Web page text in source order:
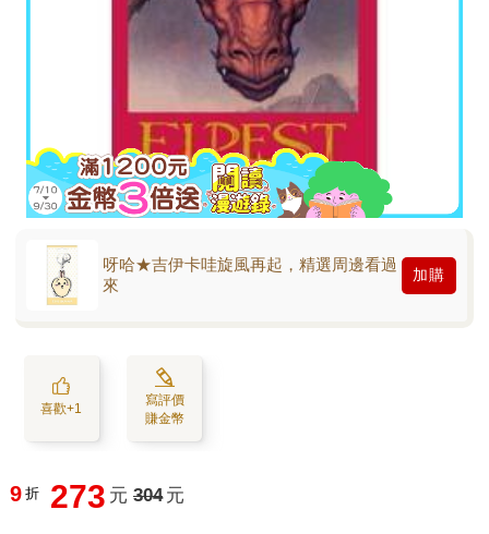
呀哈★吉伊卡哇旋風再起，精選周邊看過
來
加購
喜歡+1
寫評價
賺金幣
9 折 273 元 304 元